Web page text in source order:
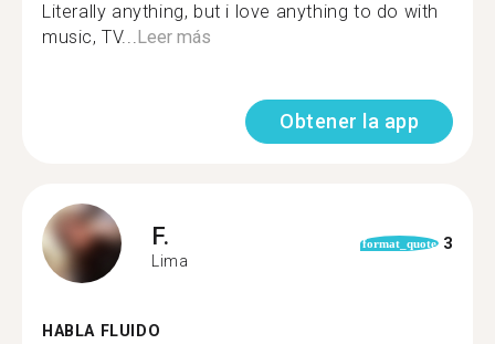
Literally anything, but i love anything to do with
music, TV...Leer más
Obtener la app
F.
Lima
format_quote 3
HABLA FLUIDO